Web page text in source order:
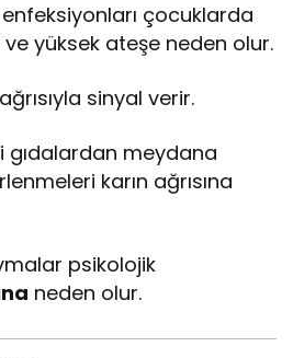
çocuklarda
ve yüksek ateşe neden olur.
sinyal verir.
gıdalardan meydana
karın ağrısına
psikolojik
neden olur.